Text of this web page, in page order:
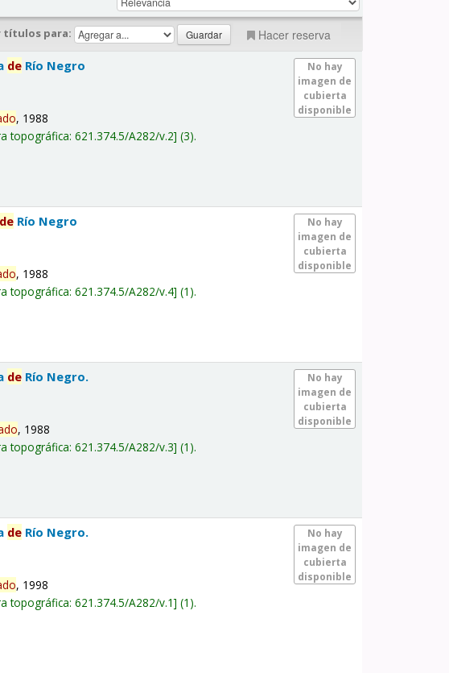
títulos para: Hacer reserva
No hay
imagen de
cubierta
disponible
de Río Negro
, 1988
topográfica:621.374.5/A282/v.2 (3).
No hay
imagen de
cubierta
disponible
de Río Negro
, 1988
topográfica:621.374.5/A282/v.4 (1).
No hay
imagen de
cubierta
disponible
de Río Negro.
, 1988
topográfica:621.374.5/A282/v.3 (1).
No hay
imagen de
cubierta
disponible
de Río Negro.
, 1998
topográfica:621.374.5/A282/v.1 (1).